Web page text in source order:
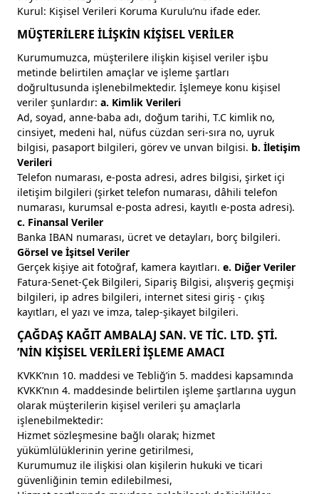
Kurul: Kişisel Verileri Koruma Kurulu’nu ifade eder.
MÜŞTERİLERE İLİŞKİN KİŞİSEL VERİLER
Kurumumuzca, müşterilere ilişkin kişisel veriler işbu
metinde belirtilen amaçlar ve işleme şartları
doğrultusunda işlenebilmektedir. İşlemeye konu kişisel
veriler şunlardır: a. Kimlik Verileri
Ad, soyad, anne-baba adı, doğum tarihi, T.C kimlik no,
cinsiyet, medeni hal, nüfus cüzdan seri-sıra no, uyruk
bilgisi, pasaport bilgileri, görev ve unvan bilgisi. b. İletişim
Verileri
Telefon numarası, e-posta adresi, adres bilgisi, şirket içi
iletişim bilgileri (şirket telefon numarası, dâhili telefon
numarası, kurumsal e-posta adresi, kayıtlı e-posta adresi).
c. Finansal Veriler
Banka IBAN numarası, ücret ve detayları, borç bilgileri.
Görsel ve İşitsel Veriler
Gerçek kişiye ait fotoğraf, kamera kayıtları. e. Diğer Veriler
Fatura-Senet-Çek Bilgileri, Sipariş Bilgisi, alışveriş geçmişi
bilgileri, ip adres bilgileri, internet sitesi giriş - çıkış
kayıtları, el yazı ve imza, talep-şikayet bilgileri.
ÇAĞDAŞ KAĞIT AMBALAJ SAN. VE TİC. LTD. ŞTİ.
’NİN KİŞİSEL VERİLERİ İŞLEME AMACI
KVKK’nın 10. maddesi ve Tebliğ’in 5. maddesi kapsamında
KVKK’nın 4. maddesinde belirtilen işleme şartlarına uygun
olarak müşterilerin kişisel verileri şu amaçlarla
işlenebilmektedir:
Hizmet sözleşmesine bağlı olarak; hizmet
yükümlülüklerinin yerine getirilmesi,
Kurumumuz ile ilişkisi olan kişilerin hukuki ve ticari
güvenliğinin temin edilebilmesi,